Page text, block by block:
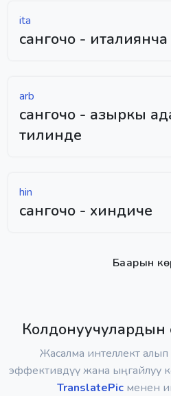
ita
сангочо - италиянча
arb
сангочо - азыркы
тилинде
hin
сангочо - хиндиче
Баарын
Жасалма интеллект алып
эффективдүү жана ыңгайлуу
TranslatePicменен